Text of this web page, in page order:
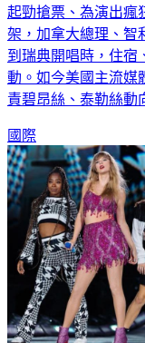
展開全球巡迴演唱會
起勁搶票、為演出瘋
架，加拿大總理、智
到瑞典開唱時，住宿
動。如今美國主流媒
國際